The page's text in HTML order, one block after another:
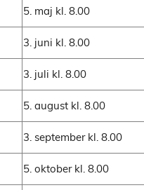
5. maj kl. 8.00
3. juni kl. 8.00
3. juli kl. 8.00
5. august kl. 8.00
3. september kl. 8.00
5. oktober kl. 8.00